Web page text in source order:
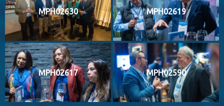
MPH02630 MPH02619
MPH02617 MPH02590